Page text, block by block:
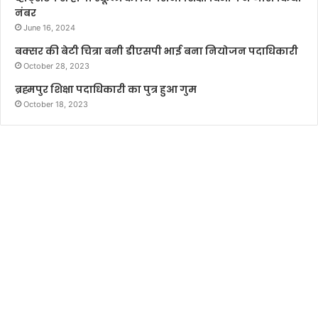
नंबर
June 16, 2024
बक्सर की बेटी चित्रा बनी डीएसपी भाई बना नियोजन पदाधिकारी
October 28, 2023
ब्रह्मपुर शिक्षा पदाधिकारी का पुत्र हुआ गुम
October 18, 2023